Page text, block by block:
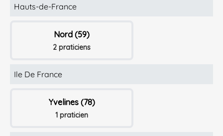
Hauts-de-France
Nord (59)
2 praticiens
Ile De France
Yvelines (78)
1 praticien